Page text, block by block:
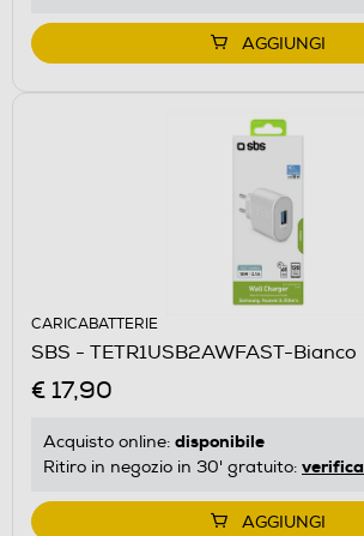
AGGIUNGI
CARICABATTERIE
SBS - TETR1USB2AWFAST-Bianco
€ 17,90
Acquisto online: disponibile
Ritiro in negozio in 30' gratuito: verifica
AGGIUNGI